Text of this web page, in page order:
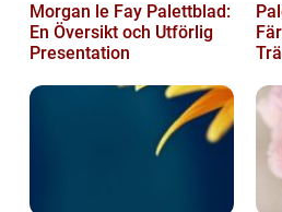
Morgan le Fay Palettblad:
En Översikt och Utförlig
Presentation